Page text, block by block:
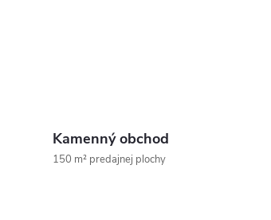
Kamenný obchod
150 m² predajnej plochy